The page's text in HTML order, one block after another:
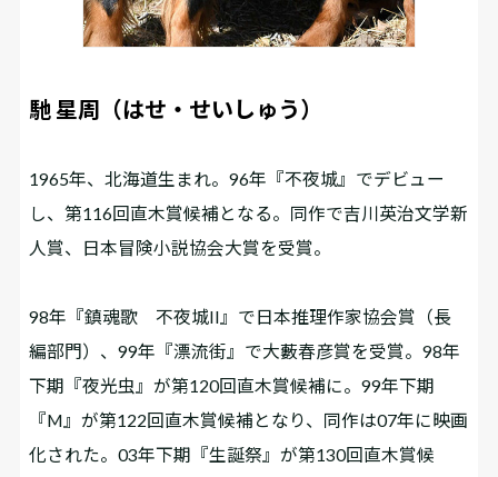
馳 星周（はせ・せいしゅう）
1965年、北海道生まれ。96年『不夜城』でデビュー
し、第116回直木賞候補となる。同作で吉川英治文学新
人賞、日本冒険小説協会大賞を受賞。
98年『鎮魂歌 不夜城II』で日本推理作家協会賞（長
編部門）、99年『漂流街』で大藪春彦賞を受賞。98年
下期『夜光虫』が第120回直木賞候補に。99年下期
『M』が第122回直木賞候補となり、同作は07年に映画
化された。03年下期『生誕祭』が第130回直木賞候